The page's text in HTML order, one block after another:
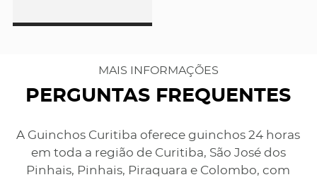
MAIS INFORMAÇÕES
PERGUNTAS FREQUENTES
A Guinchos Curitiba oferece guinchos 24 horas
em toda a região de Curitiba, São José dos
Pinhais, Pinhais, Piraquara e Colombo, com